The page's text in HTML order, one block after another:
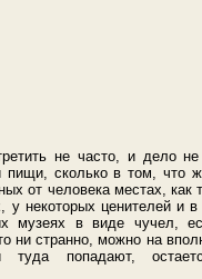
не часто, и дело не
пищи, сколько в том, что
от человека местах, как
некоторых ценителей и в
музеях в виде чучел,
ни странно, можно на
попадают,